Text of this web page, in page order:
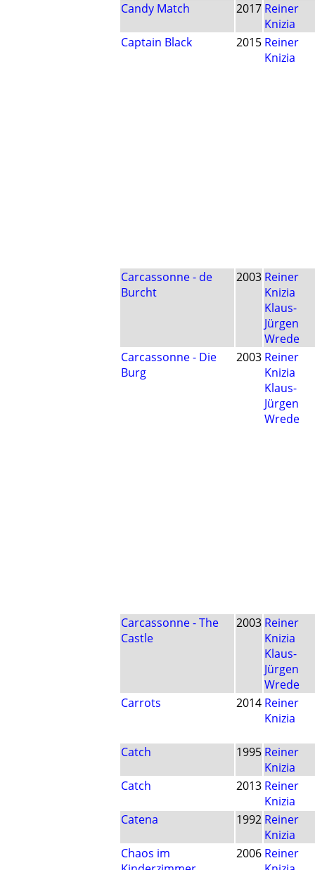
Candy Match 2017 Reiner
Knizia
Captain Black
2015 Reiner
Knizia
Carcassonne - de
Burcht
2003 Reiner
Knizia
Klaus-
Jürgen
Wrede
Carcassonne - Die
Burg
2003 Reiner
Knizia
Klaus-
Jürgen
Wrede
Carcassonne - The
Castle
2003 Reiner
Knizia
Klaus-
Jürgen
Wrede
Carrots
2014 Reiner
Knizia
Catch 1995 Reiner
Knizia
Catch
2013 Reiner
Knizia
Catena
1992 Reiner
Knizia
Chaos im
2006 Reiner